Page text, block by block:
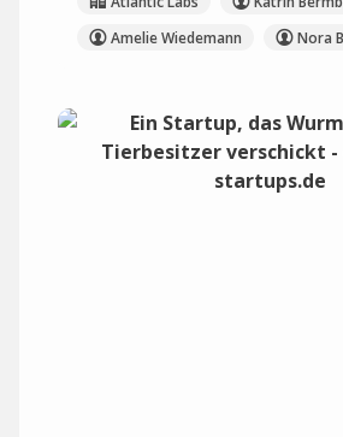
Amelie Wiedemann
Nora